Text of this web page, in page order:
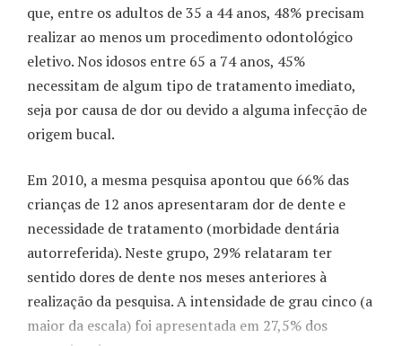
que, entre os adultos de 35 a 44 anos, 48% precisam
realizar ao menos um procedimento odontológico
eletivo. Nos idosos entre 65 a 74 anos, 45%
necessitam de algum tipo de tratamento imediato,
seja por causa de dor ou devido a alguma infecção de
origem bucal.
Em 2010, a mesma pesquisa apontou que 66% das
crianças de 12 anos apresentaram dor de dente e
necessidade de tratamento (morbidade dentária
autorreferida). Neste grupo, 29% relataram ter
sentido dores de dente nos meses anteriores à
realização da pesquisa. A intensidade de grau cinco (a
maior da escala) foi apresentada em 27,5% dos